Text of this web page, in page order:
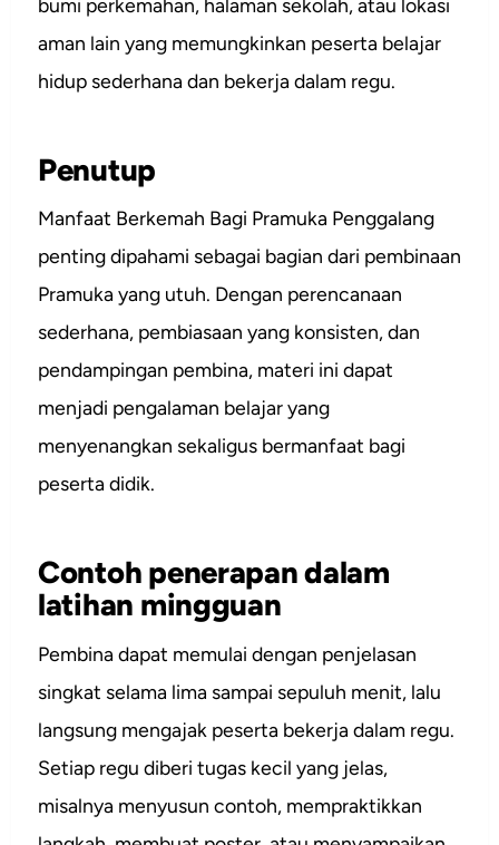
aman lain yang memungkinkan peserta belajar
hidup sederhana dan bekerja dalam regu.
Penutup
Manfaat Berkemah Bagi Pramuka Penggalang
penting dipahami sebagai bagian dari pembinaan
Pramuka yang utuh. Dengan perencanaan
sederhana, pembiasaan yang konsisten, dan
pendampingan pembina, materi ini dapat
menjadi pengalaman belajar yang
menyenangkan sekaligus bermanfaat bagi
peserta didik.
Contoh penerapan dalam
latihan mingguan
Pembina dapat memulai dengan penjelasan
singkat selama lima sampai sepuluh menit, lalu
langsung mengajak peserta bekerja dalam regu.
Setiap regu diberi tugas kecil yang jelas,
misalnya menyusun contoh, mempraktikkan